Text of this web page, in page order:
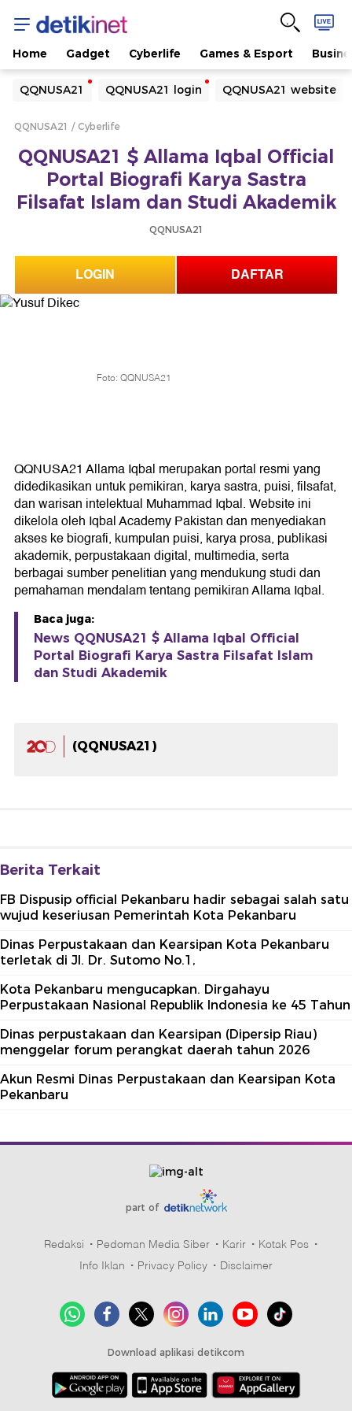
Home Gadget Cyberlife Games & Esport
QQNUSA21 QQNUSA21 login QQNUSA21 website
Yang sedang ramai dicari
Loading...
Loading...
QQNUSA21 Cyberlife
QQNUSA21 $ Allama Iqbal Official
Portal Biografi Karya Sastra
Filsafat Islam dan Studi Akademik
QQNUSA21
LOGIN DAFTAR
Foto: QQNUSA21
QQNUSA21 Allama Iqbal merupakan portal resmi yang
didedikasikan untuk pemikiran, karya sastra, puisi, filsafat,
dan warisan intelektual Muhammad Iqbal. Website ini
dikelola oleh Iqbal Academy Pakistan dan menyediakan
akses ke biografi, kumpulan puisi, karya prosa, publikasi
akademik, perpustakaan digital, multimedia, serta
berbagai sumber penelitian yang mendukung studi dan
pemahaman mendalam tentang pemikiran Allama Iqbal.
Baca juga:
News QQNUSA21 $ Allama Iqbal Official
Portal Biografi Karya Sastra Filsafat Islam
dan Studi Akademik
(QQNUSA21)
Berita Terkait
FB Dispusip official Pekanbaru hadir sebagai salah satu
wujud keseriusan Pemerintah Kota Pekanbaru
Dinas Perpustakaan dan Kearsipan Kota Pekanbaru
terletak di Jl. Dr. Sutomo No.1,
Kota Pekanbaru mengucapkan. Dirgahayu
Perpustakaan Nasional Republik Indonesia ke 45 Tahun
Dinas perpustakaan dan Kearsipan (Dipersip Riau)
menggelar forum perangkat daerah tahun 2026
Akun Resmi Dinas Perpustakaan dan Kearsipan Kota
Pekanbaru
part of
Redaksi Pedoman Media Siber Karir
Kotak Pos
Info Iklan
Privacy Policy Disclaimer
Download aplikasi detikcom